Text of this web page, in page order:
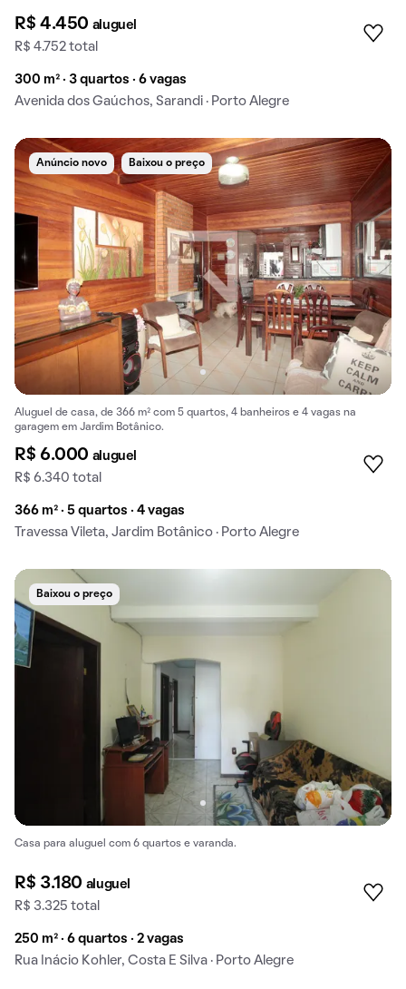
R$ 4.450 aluguel
R$ 4.752 total
300 m² · 3 quartos · 6 vagas
Avenida dos Gaúchos, Sarandi · Porto Alegre
Anúncio novo Baixou o preço
Aluguel de casa, de 366 m² com 5 quartos, 4 banheiros e 4 vagas na
garagem em Jardim Botânico.
R$ 6.000 aluguel
R$ 6.340 total
366 m² · 5 quartos · 4 vagas
Travessa Vileta, Jardim Botânico · Porto Alegre
Baixou o preço
Casa para aluguel com 6 quartos e varanda.
R$ 3.180 aluguel
R$ 3.325 total
250 m² · 6 quartos · 2 vagas
Rua Inácio Kohler, Costa E Silva · Porto Alegre